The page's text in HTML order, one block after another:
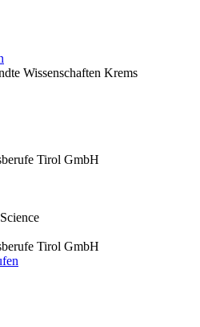
Wissenschaften Krems
Tirol GmbH
Tirol GmbH